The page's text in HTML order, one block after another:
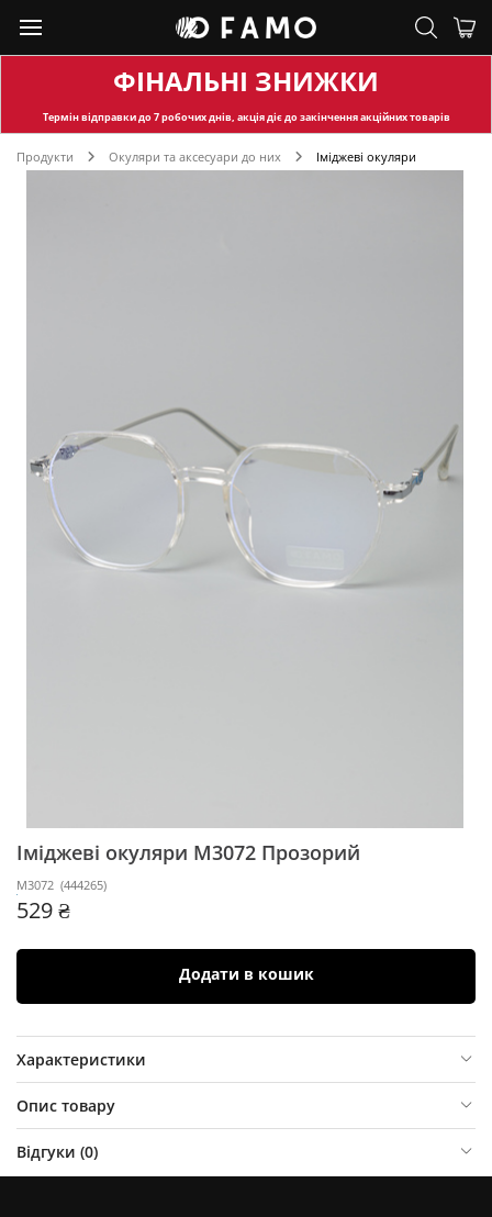
ФІНАЛЬНІ ЗНИЖКИ
Термін відправкидо 7 робочих днів, акція діє до закінчення акційних товарів
Продукти Окуляри та аксесуари до них Іміджеві окуляри
Іміджеві окуляри М3072 Прозорий
М3072 (444265)
529 ₴
Додати в кошик
Характеристики
Опис товару
Відгуки (0)